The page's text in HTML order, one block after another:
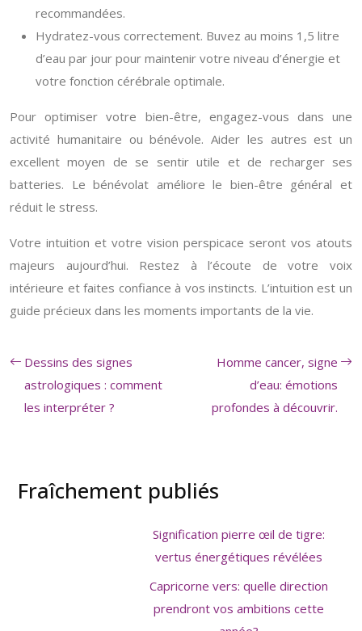
recommandées.
Hydratez-vous correctement. Buvez au moins 1,5 litre
d’eau par jour pour maintenir votre niveau d’énergie et
votre fonction cérébrale optimale.
Pour optimiser votre bien-être, engagez-vous dans une
activité humanitaire ou bénévole. Aider les autres est un
excellent moyen de se sentir utile et de recharger ses
batteries. Le bénévolat améliore le bien-être général et
réduit le stress.
Votre intuition et votre vision perspicace seront vos atouts
majeurs aujourd’hui. Restez à l’écoute de votre voix
intérieure et faites confiance à vos instincts. L’intuition est un
guide précieux dans les moments importants de la vie.
Dessins des signes
astrologiques : comment
les interpréter ?
Homme cancer, signe
d’eau: émotions
profondes à découvrir.
Fraîchement publiés
Signification pierre œil de tigre:
vertus énergétiques révélées
Capricorne vers: quelle direction
prendront vos ambitions cette